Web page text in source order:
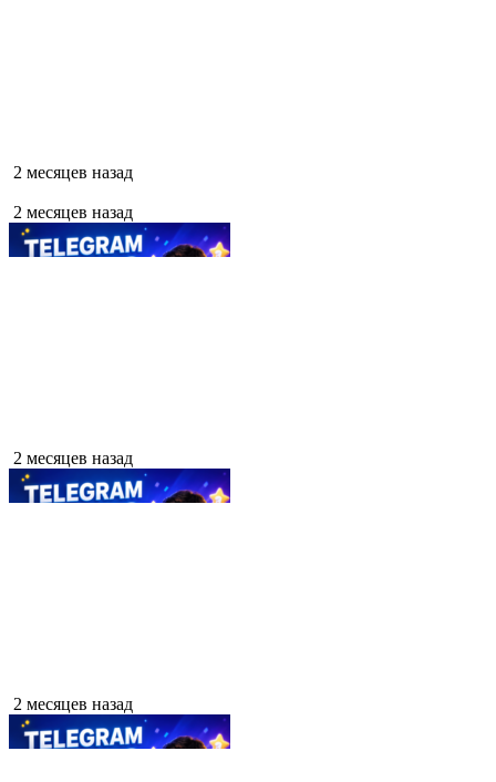
2 месяцев назад
2 месяцев назад
2 месяцев назад
2 месяцев назад